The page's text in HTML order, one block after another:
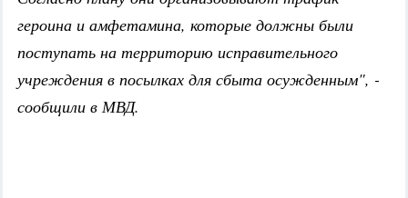
героина и амфетамина, которые должны были
поступать на территорию исправительного
учреждения в посылках для сбыта осужденным", -
сообщили в МВД.